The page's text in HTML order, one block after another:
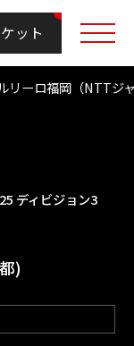
ット
リーロ福岡（NTT
ディビジョン3
)